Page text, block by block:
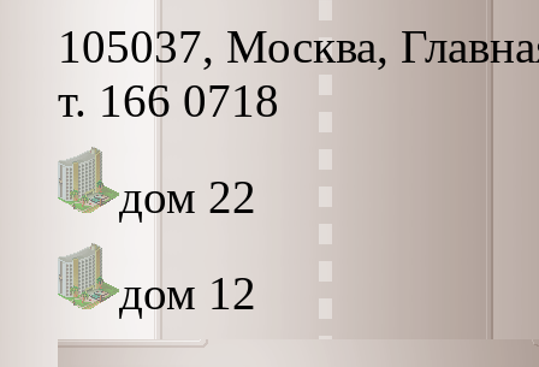
105037, Москва,
т. 166 0718
дом 22
дом 12